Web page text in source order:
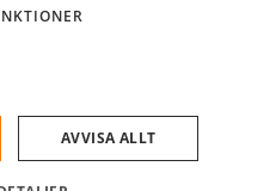
till ditt företag.
AVVISA ALLT